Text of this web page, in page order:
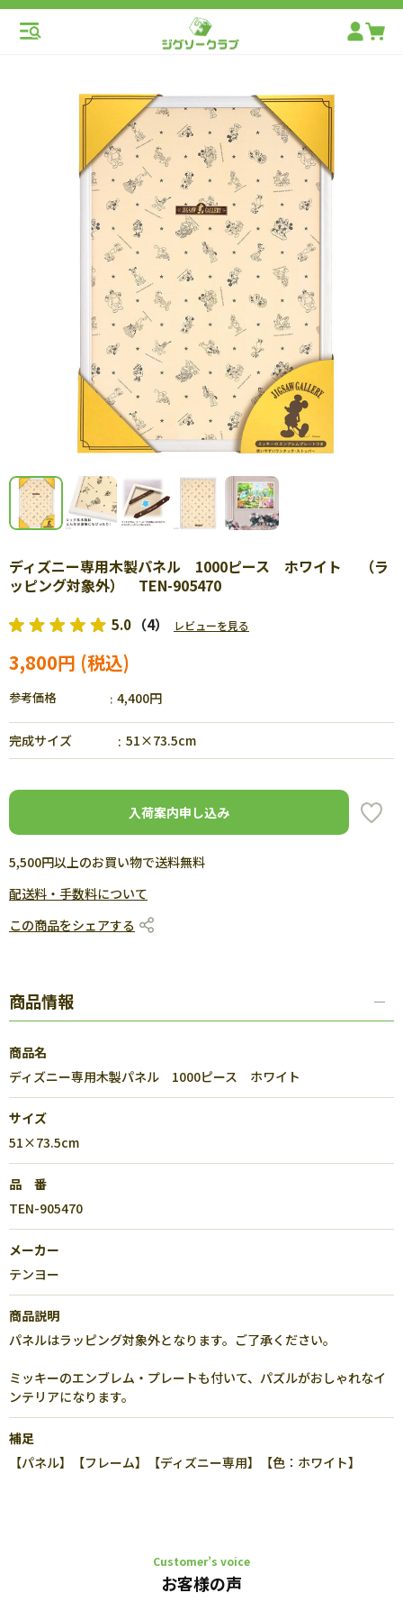
ディズニー専用木製パネル 1000ピース ホワイト （ラ
ッピング対象外） TEN-905470
5.0 （4） レビューを見る
3,800円
参考価格 4,400円
完成サイズ 51×73.5cm
入荷案内申し込み
5,500円以上のお買い物で送料無料
配送料・手数料について
この商品をシェアする
商品情報
商品名
ディズニー専用木製パネル 1000ピース ホワイト
サイズ
51×73.5cm
品 番
TEN-905470
メーカー
テンヨー
商品説明
パネルはラッピング対象外となります。ご了承ください。
ミッキーのエンブレム・プレートも付いて、パズルがおしゃれなイ
ンテリアになります。
補足
【パネル】【フレーム】【ディズニー専用】【色：ホワイト】
Customer’s voice
お客様の声